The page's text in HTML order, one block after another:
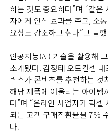
하는 것도 중요하다”며 “같은
자에게 인식 효과를 주고, 소
요성도 강조하고 싶다”고 말
인공지능(AI) 기술을 활용해
소개됐다. 김정태 오드컨셉
릭스가 콘텐츠를 추천하는
해당 제품에 어울리는 아이템
다”며 “온라인 사업자가 픽
되는 고객 구매전환율을 7%
다.